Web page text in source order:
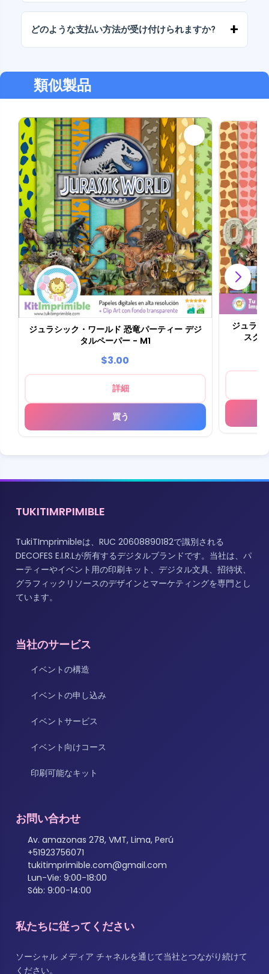
さい。追加料金なしでファイルの回復をお手伝
いいたします。
どのような支払い方法が受け付けられますか?
る支払い方法に対応しています。
類似製品
ジュラシック・ワールド 恐竜パーティー デジ
タルペーパー - M1
$3.00
詳細
買う
ジュラ
スク
TUKITIMRPIMIBLE
TukiTImprimibleは、RUC 20608890182で識別される
DECOFES E.I.R.Lが所有するデジタルブランドです。当社は、パ
ーティーやイベント用の印刷キット、デジタル文具、招待状、
グラフィックリソースのデザインとマーケティングを専門とし
ています。
当社のサービス
イベントの構造
イベントの申し込み
イベントサービス
イベント向けコース
印刷可能なキット
お問い合わせ
Av. amazonas 278, VMT, Lima, Perú
+51923756071
tukitimprimible.com@gmail.com
Lun-Vie: 9:00-18:00
Sáb: 9:00-14:00
私たちに従ってください
ソーシャル メディア チャネルを通じて当社とつながり続けて
ください。